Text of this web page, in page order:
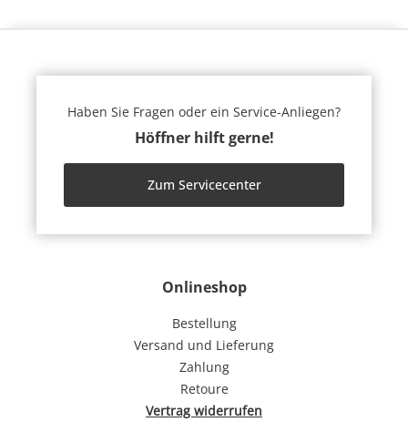
Onlineshop
Bestellung
Versand und Lieferung
Zahlung
Retoure
Vertrag widerrufen
Haben Sie Fragen oder ein Service-Anliegen?
Höffner hilft gerne!
Zum Servicecenter